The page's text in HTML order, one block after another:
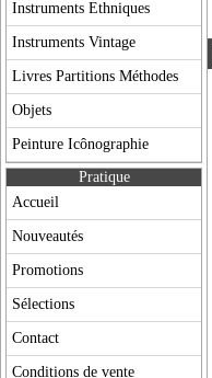
Instruments Ethniques
Instruments Vintage
Livres Partitions Méthodes
Objets
Peinture Icônographie
Pratique
Accueil
Nouveautés
Promotions
Sélections
Contact
Conditions de vente